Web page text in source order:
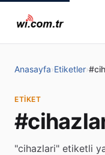
Anasayfa›Etiketler›
ETIKET
"cihazlari" etiketli